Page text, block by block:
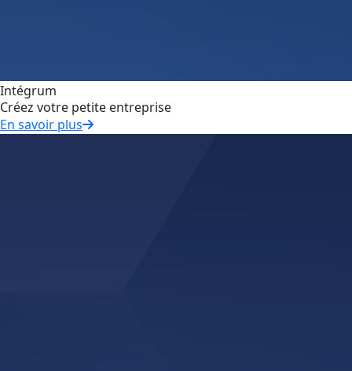
Intégrum
Créez votre petite entreprise
En savoir plus